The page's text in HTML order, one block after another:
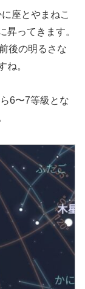
座とやまねこ
昇ってきます。
後の明るさな
ね。
6〜7等級とな